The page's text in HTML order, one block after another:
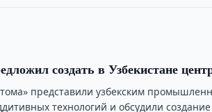
создать в Узбекистане
представили узбекским
технологий и обсудили